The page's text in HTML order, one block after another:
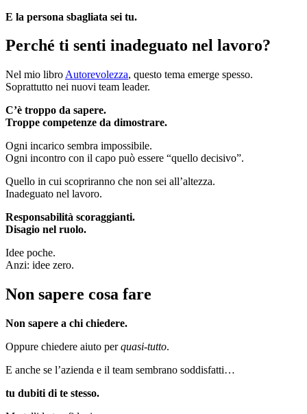
E la persona sbagliata sei tu.
Perché ti senti inadeguato nel lavoro?
Nel mio libro Autorevolezza, questo tema emerge spesso.
Soprattutto nei nuovi team leader.
C’è troppo da sapere.
Troppe competenze da dimostrare.
Ogni incarico sembra impossibile.
Ogni incontro con il capo può essere “quello decisivo”.
Quello in cui scopriranno che non sei all’altezza.
Inadeguato nel lavoro.
Responsabilità scoraggianti.
Disagio nel ruolo.
Idee poche.
Anzi: idee zero.
Non sapere cosa fare
Non sapere a chi chiedere.
Oppure chiedere aiuto perquasi-tutto.
E anche se l’azienda e il team sembrano soddisfatti…
tu dubiti di te stesso.